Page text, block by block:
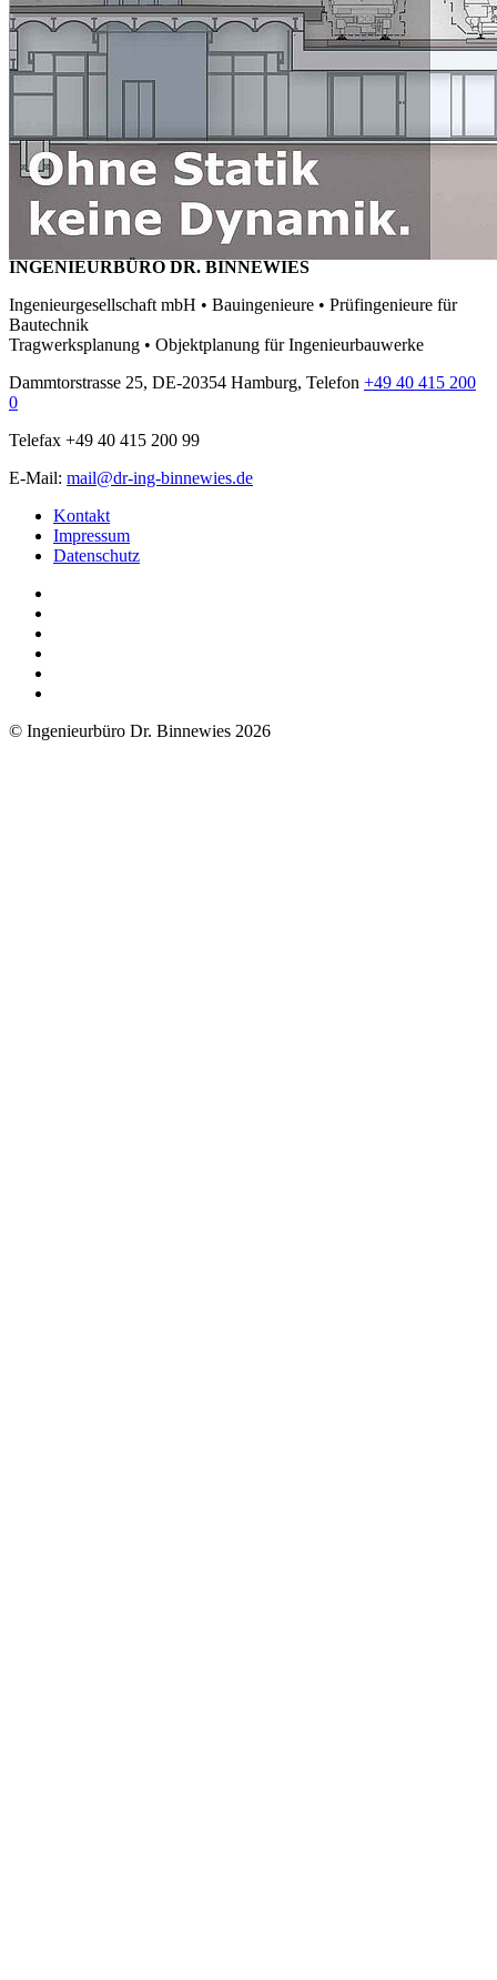
INGENIEURBÜRO DR. BINNEWIES
Ingenieurgesellschaft mbH • Bauingenieure • Prüfingenieure für
Bautechnik
Tragwerksplanung • Objektplanung für Ingenieurbauwerke
Dammtorstrasse 25, DE-20354 Hamburg, Telefon +49 40 415 200
0
Telefax +49 40 415 200 99
E-Mail: mail@dr-ing-binnewies.de
Kontakt
Impressum
Datenschutz
© Ingenieurbüro Dr. Binnewies 2026